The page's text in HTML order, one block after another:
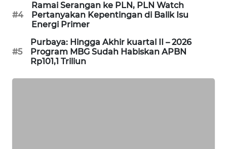
#4
Ramai Serangan ke PLN, PLN Watch
Pertanyakan Kepentingan di Balik Isu
Energi Primer
#5
Purbaya: Hingga Akhir kuartal II – 2026
Program MBG Sudah Habiskan APBN
Rp101,1 Triliun
WAHANA
HEALTH
WAHANA
DESA
WISATA